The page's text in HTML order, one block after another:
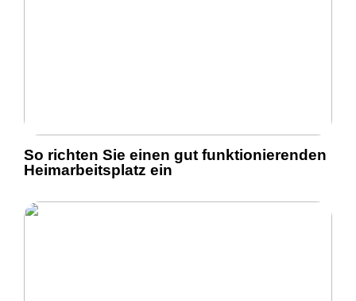
So richten Sie einen gut funktionierenden
Heimarbeitsplatz ein